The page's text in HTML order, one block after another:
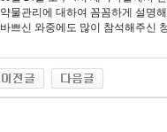
약물관리에 대하여 꼼꼼하게 설명
바쁘신 와중에도 많이 참석해주신